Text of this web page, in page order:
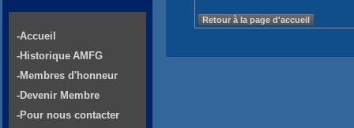
Retour à la page d'accueil
-Accueil
-Historique AMFG
-Membres d'honneur
-Devenir Membre
-Pour nous contacter